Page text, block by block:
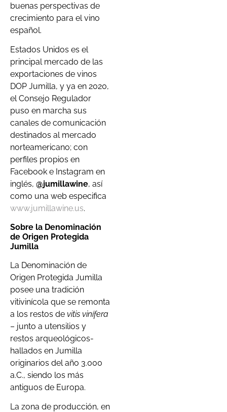
buenas perspectivas de
crecimiento para el vino
español.
Estados Unidos es el
principal mercado de las
exportaciones de vinos
DOP Jumilla, y ya en 2020,
el Consejo Regulador
puso en marcha sus
canales de comunicación
destinados al mercado
norteamericano; con
perfiles propios en
Facebook e Instagram en
inglés, @jumillawine, así
como una web especifica
www.jumillawine.us.
Sobre la Denominación
de Origen Protegida
Jumilla
La Denominación de
Origen Protegida Jumilla
posee una tradición
vitivinícola que se remonta
a los restos de vitis vinífera
– junto a utensilios y
restos arqueológicos-
hallados en Jumilla
originarios del año 3.000
a.C., siendo los más
antiguos de Europa.
La zona de producción, en